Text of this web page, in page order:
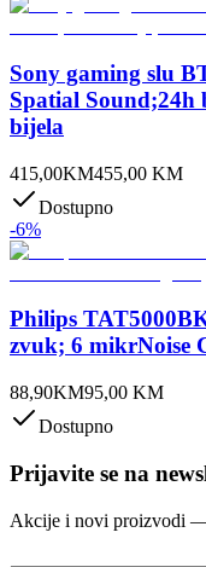
Sony gaming slu
Spatial
bijela
415,00KM455,00 KM
Dostupno
-6%
Philips
zvuk; 6 mikrNoise
88,90KM95,00 KM
Dostupno
Prijavite se na
Akcije i novi proizvodi